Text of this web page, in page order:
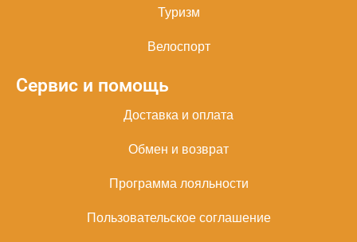
Туризм
Велоспорт
Сервис и помощь
Доставка и оплата
Обмен и возврат
Программа лояльности
Пользовательское соглашение